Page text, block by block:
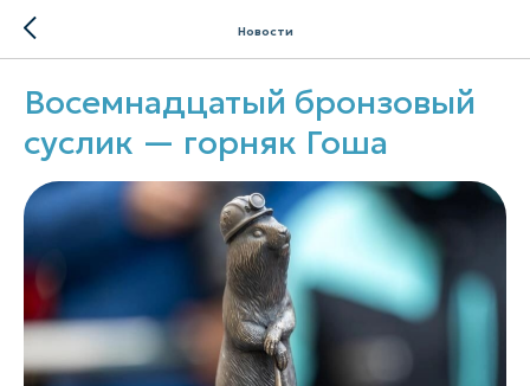
Новости
Восемнадцатый бронзовый
суслик — горняк Гоша